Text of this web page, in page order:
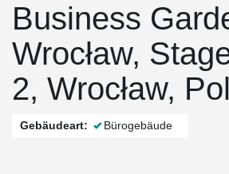
Business
Wrocław,
2, Wrocław,
Gebäudeart: Bürogebäude